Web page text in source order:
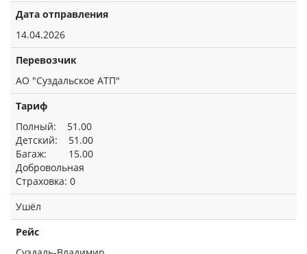
Дата отправления
14.04.2026
Перевозчик
АО "Суздальское АТП"
Тариф
Полный: 51.00
Детский: 51.00
Багаж: 15.00
Добровольная
Страховка: 0
Ушёл
Рейс